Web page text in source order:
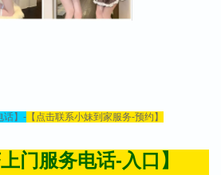
真的吗-附近100米单身女的电话
话】-【点击联系小妹到家服务-预约】
门服务电话-入口】